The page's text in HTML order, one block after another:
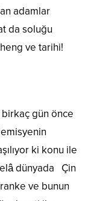
adamlar
da soluğu
ve tarihi!
gün önce
ki konu ile
dünyada Çin
ve bunun